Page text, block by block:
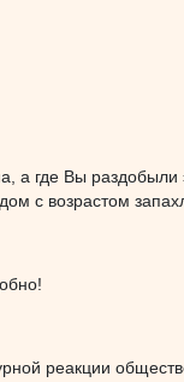
а где Вы раздобыли
с возрастом
реакции